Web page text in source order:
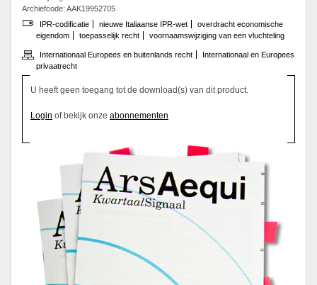
Archiefcode: AAK19952705
IPR-codificatie
nieuwe Italiaanse IPR-wet
overdracht economische
eigendom
toepasselijk recht voornaamswijziging van een vluchteling
Internationaal Europees en buitenlands recht
Internationaal en Europees
privaatrecht
U heeft geen toegang tot de download(s) van dit product.
Login of bekijk onze abonnementen